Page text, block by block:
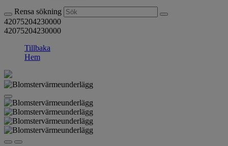
Rensa sökning
42075204230000
42075204230000
Tillbaka
Hem